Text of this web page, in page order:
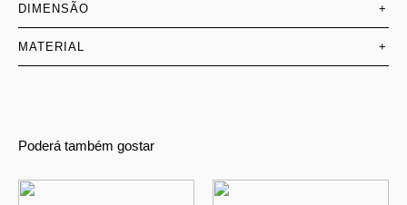
DIMENSÃO +
MATERIAL +
Poderá também gostar